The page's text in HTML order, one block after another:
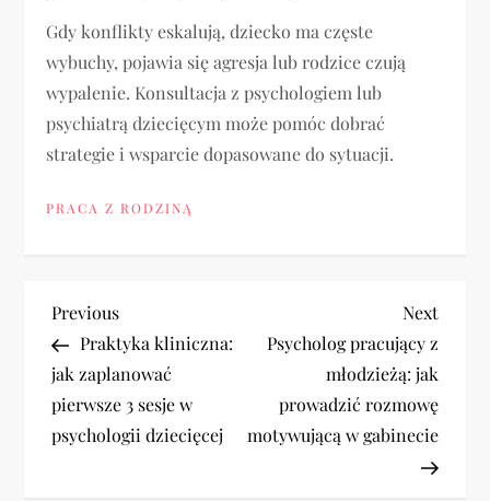
Gdy konflikty eskalują, dziecko ma częste
wybuchy, pojawia się agresja lub rodzice czują
wypalenie. Konsultacja z psychologiem lub
psychiatrą dziecięcym może pomóc dobrać
strategie i wsparcie dopasowane do sytuacji.
PRACA Z RODZINĄ
N
a
w
Previous
Post
Previous
Praktyka kliniczna:
jak zaplanować
pierwsze 3 sesje w
psychologii dziecięcej
Next
Post
Next
Psycholog pracujący z
młodzieżą: jak
prowadzić rozmowę
motywującą w gabinecie